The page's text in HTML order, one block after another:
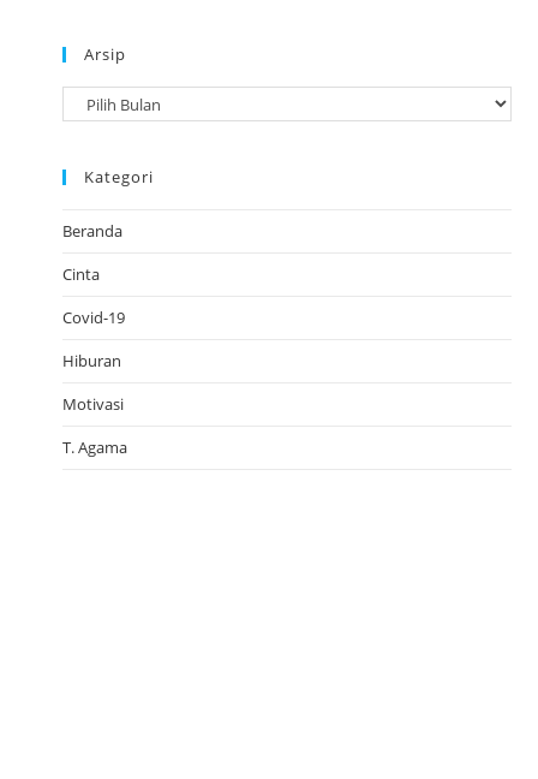
Arsip
r
i
Kategori
Beranda
Cinta
Covid-19
Hiburan
Motivasi
T. Agama